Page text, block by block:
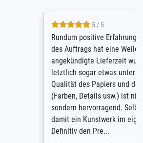
Erfahrung. Die Ausführung
hat eine Weile gedauert, die
Lieferzeit wurde aber
etwas unterschritten. Die
Papiers und des Drucks
usw.) ist nicht nur gut,
Selbst ein Druck ist
im eigenen Sinne.